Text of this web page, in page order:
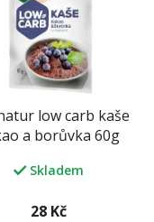
low carb kaše
a borůvka 60g
Skladem
28 Kč